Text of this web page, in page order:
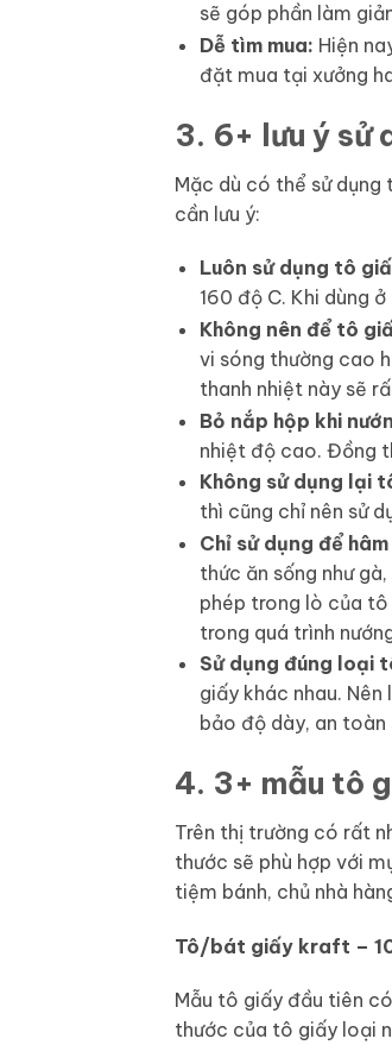
sẽ góp phần làm
Dễ tìm mua: Hiện
đặt mua tại xưởng
3. 6+ lưu ý sử
Mặc dù có thể sử
cần lưu ý:
Luôn sử dụng tô
160 độ C. Khi dùng
Không nên để tô
vi sóng thường cao
thanh nhiệt này sẽ
Bỏ nắp hộp khi
nhiệt độ cao. Đồng
Không sử dụng lại
thì cũng chỉ nên sử
Chỉ sử dụng để
thức ăn sống như
phép trong lò của
trong quá trình
Sử dụng đúng loại
giấy khác nhau.
bảo độ dày, an toàn
4. 3+ mẫu tô
Trên thị trường có rất
thước sẽ phù hợp với
tiệm bánh, chủ nhà
Tô/bát giấy kraft –
Mẫu tô giấy đầu tiên
thước của tô giấy loại